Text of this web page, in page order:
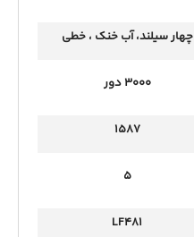
چهار سیلند، آب خنک ، خطی
3000 دور
1587
5
LF481